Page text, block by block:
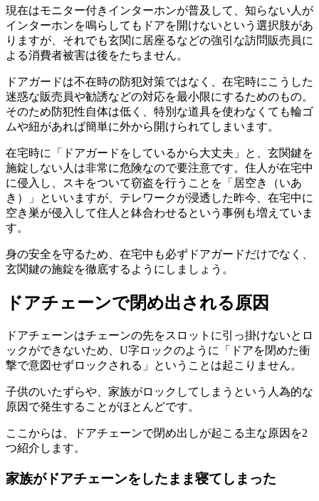
現在はモニター付きインターホンが普及して、知らない人が
インターホンを鳴らしてもドアを開けないという選択肢があ
りますが、それでも玄関に居座るなどの強引な訪問販売員に
よる消費者被害は後をたちません。
ドアガードは不在時の防犯対策ではなく、在宅時にこうした
迷惑な販売員や勧誘などの対応を最小限にするためのもの。
そのため防犯性自体は低く、特別な道具を使わなくても輪ゴ
ムや紐があれば簡単に外から開けられてしまいます。
在宅時に「ドアガードをしているから大丈夫」と、玄関鍵を
施錠しない人は非常に危険なので要注意です。住人が在宅中
に侵入し、スキをついて窃盗を行うことを「居空き（いあ
き）」といいますが、テレワークが浸透した昨今、在宅中に
空き巣が侵入して住人と鉢合わせるという事例も増えていま
す。
身の安全を守るため、在宅中も必ずドアガードだけでなく、
玄関鍵の施錠を徹底するようにしましょう。
ドアチェーンで閉め出される原因
ドアチェーンはチェーンの先をスロットに引っ掛けないとロ
ックができないため、U字ロックのように「ドアを閉めた衝
撃で意図せずロックされる」ということは起こりません。
子供のいたずらや、家族がロックしてしまうという人為的な
原因で発生することがほとんどです。
ここからは、ドアチェーンで閉め出しが起こる主な原因を2
つ紹介します。
家族がドアチェーンをしたまま寝てしまった